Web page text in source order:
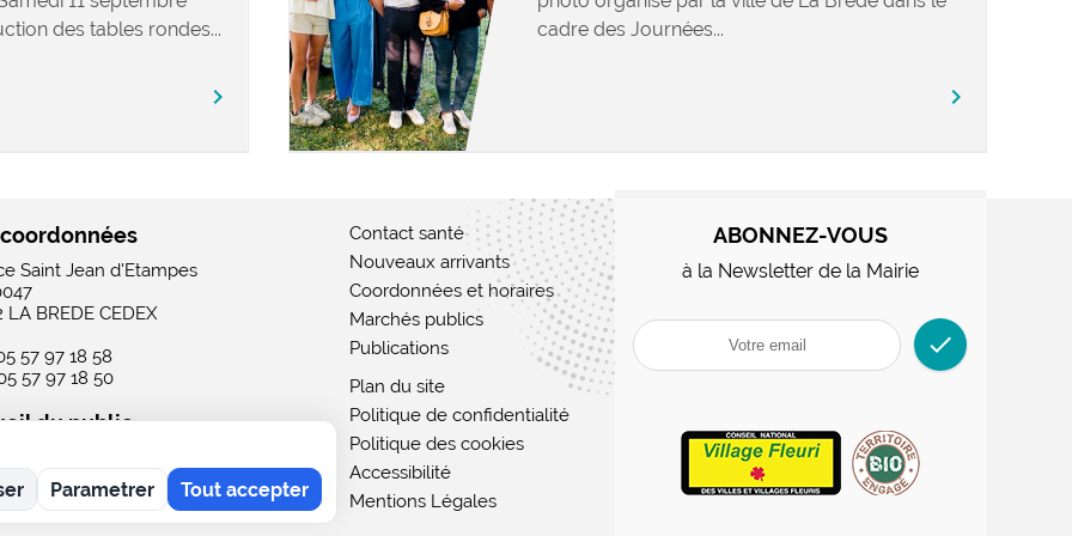
des tables rondes...
chevron_right
cadre des Journées...
chevron_right
Saint Jean d'Etampes
LA BREDE CEDEX
57 97 18 58
57 97 18 50
du public
au vendredi : 9h - 12h / 15h - 19h
: 9h - 12h
Contact santé
Nouveaux arrivants
Coordonnées et horaires
Marchés publics
Publications
Plan du site
Politique de confidentialité
Politique des cookies
Accessibilité
Mentions Légales
ABONNEZ-VOUS
à la Newsletter de la Mairie
check
Parametrer Tout accepter